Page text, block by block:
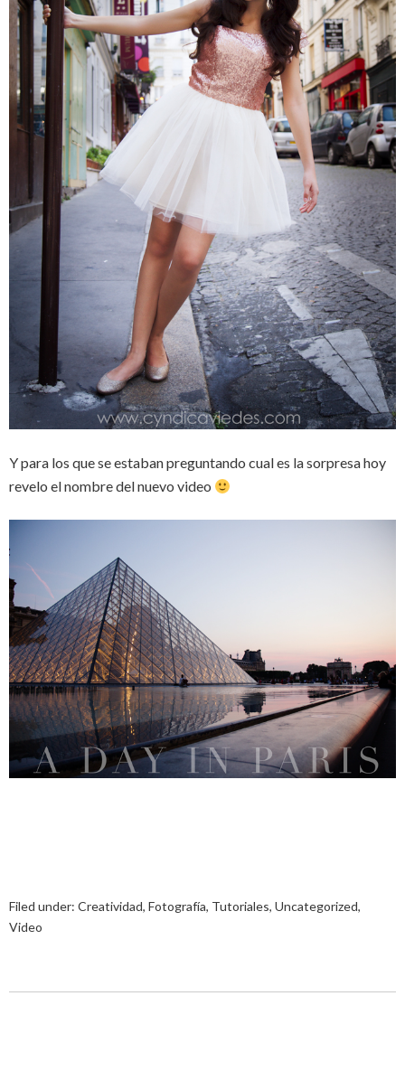
Y para los que se estaban preguntando cual es la sorpresa hoy
revelo el nombre del nuevo video
Filed under: Creatividad, Fotografía, Tutoriales, Uncategorized,
Video